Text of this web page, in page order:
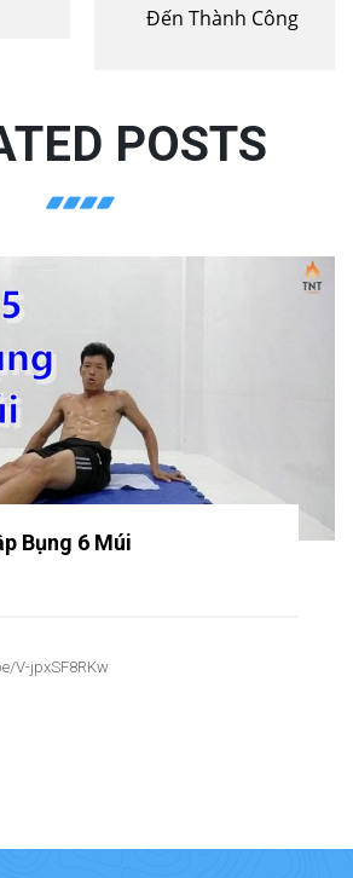
Đến Thành Công
POSTS
Bụng 6 Múi
V-jpxSF8RKw